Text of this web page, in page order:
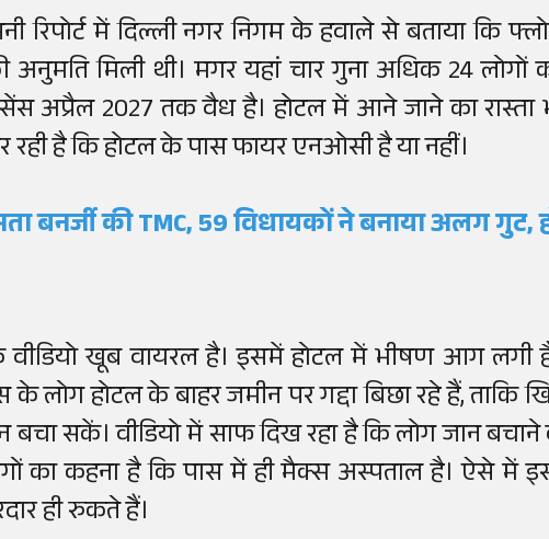
रिपोर्ट में दिल्ली नगर निगम के हवाले से बताया कि
मिली थी। मगर यहां चार गुना अधिक 24 लोगों
अप्रैल 2027 तक वैध है। होटल में आने जाने का रास्ता
है कि होटल के पास फायर एनओसी है या नहीं।
बनर्जी की TMC, 59 विधायकों ने बनाया अलग गुट,
वीडियो खूब वायरल है। इसमें होटल में भीषण आग लगी
लोग होटल के बाहर जमीन पर गद्दा बिछा रहे हैं, ताकि
सकें। वीडियो में साफ दिख रहा है कि लोग जान बचाने
का कहना है कि पास में ही मैक्स अस्पताल है। ऐसे में
ही रुकते हैं।